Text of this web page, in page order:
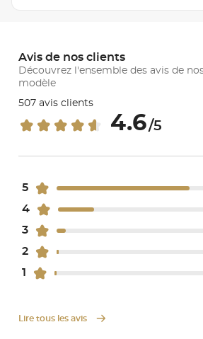
Avis de nos clients
Découvrez l'ensemble des avis de
modèle
507 avis clients
4.6/5
5
4
3
2
1
Lire tous les avis